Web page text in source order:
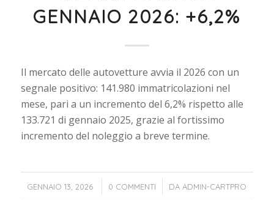
GENNAIO 2026: +6,2%
Il mercato delle autovetture avvia il 2026 con un
segnale positivo: 141.980 immatricolazioni nel
mese, pari a un incremento del 6,2% rispetto alle
133.721 di gennaio 2025, grazie al fortissimo
incremento del noleggio a breve termine.
GENNAIO 13, 2026
/ 0 COMMENTI
/ DA ADMIN-CARTPRO